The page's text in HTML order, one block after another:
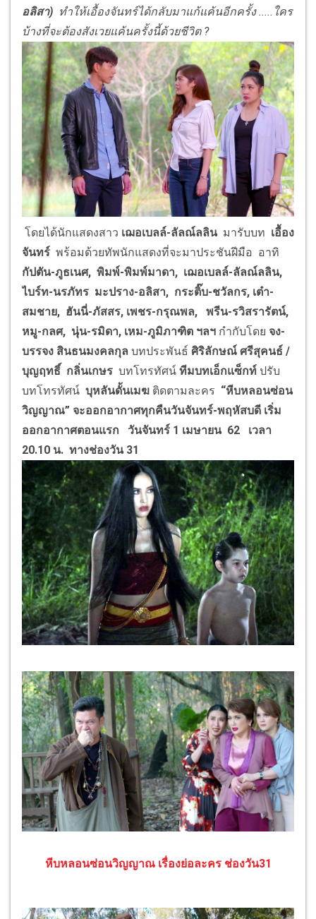
อลิสา) ทำให้เอื้องจันทร์ได้กลับมาแก้แค้นอีกครั้ง.....ใคร
บ้างที่จะต้องสังเวยแค้นครั้งนี้ด้วยชีวิต ?
โดยได้นักแสดงสาว เฌอเบลล์-ลัลณ์ลลิน มารับบท เอื้อง
จันทร์ พร้อมด้วยทัพนักแสดงที่จะมาประชันฝีมือ อาทิ
กัปตัน-ภูธเนศ, พิมพ์-พิมพ์มาดา, เฌอเบลล์-ลัลณ์ลลิน,
ไบร์ท-นรภัทร มะปราง-อลิสา, กระติ๊บ-ชวัลกร, เต๋า-
สมชาย, ฮันนี่-ภัสสร, เพชร-กรุณพล, พรีน-รวิสรารัตน์,
หมู-กลศ, นุ่น-รมิดา, เหม-ภูมิภาฑิต ฯลฯ กำกับโดย จง-
บรรจง สินธนมงคลกุล บทประพันธ์ ศิริลักษณ์ ศรีสุคนธ์ /
บุญฤทธิ์ กลิ่นเกษร บทโทรทัศน์ ทีมบทเอ็กแซ็กท์ ปรับ
บทโทรทัศน์ บุหลันดั้นเมฆ ติดตามละคร “หีบหลอนซ่อน
วิญญาณ” จะออกอากาศทุกคืนวันจันทร์-พฤหัสบดี เริ่ม
ออกอากาศตอนแรก วันจันทร์ 1 เมษายน 62 เวลา
20.10 น. ทางช่องวัน 31
หีบหลอนซ่อนวิญญาณ เรื่องย่อละคร ช่องวัน31